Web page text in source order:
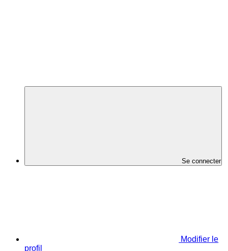
Se connecter
Modifier le
profil